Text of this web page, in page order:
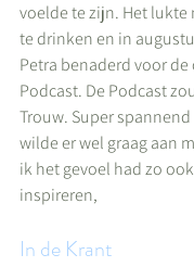
voelde te zijn. Het lukte
te drinken en in
Petra benaderd voor
Podcast. De Podcast
Trouw. Super
wilde er wel graag aan
ik het gevoel had zo
inspireren,
In de Krant